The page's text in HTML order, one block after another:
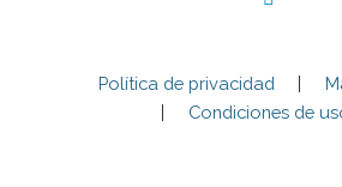
Política de privacidad
Condiciones de